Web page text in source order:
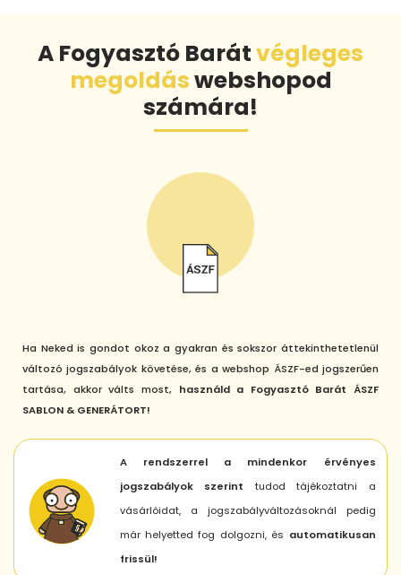
A Fogyasztó Barátvégleges
megoldáswebshopod
számára!
Ha Neked is gondot okoz a gyakran és sokszor áttekinthetetlenül
változó jogszabályok követése, és a webshop ÁSZF-ed jogszerűen
tartása, akkor válts most, használd a Fogyasztó Barát ÁSZF
SABLON & GENERÁTORT!
A rendszerrel a mindenkor érvényes
jogszabályok szerint tudod tájékoztatni a
vásárlóidat, a jogszabályváltozásoknál pedig
már helyetted fog dolgozni, és automatikusan
frissül!